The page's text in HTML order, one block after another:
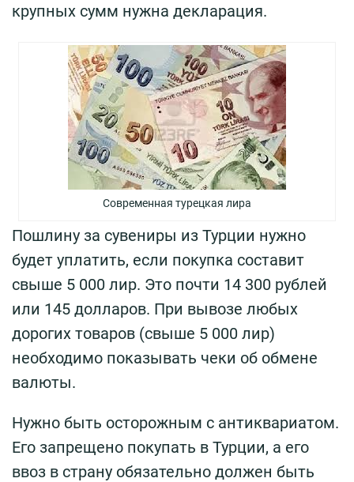
крупных сумм нужна декларация.
Современная турецкая лира
Пошлину за сувениры из Турции нужно
будет уплатить, если покупка составит
свыше 5 000 лир. Это почти 14 300 рублей
или 145 долларов. При вывозе любых
дорогих товаров (свыше 5 000 лир)
необходимо показывать чеки об обмене
валюты.
Нужно быть осторожным с антиквариатом.
Его запрещено покупать в Турции, а его
ввоз в страну обязательно должен быть